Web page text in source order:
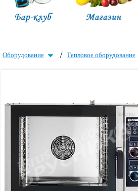
Оборудование / Тепловое оборудование